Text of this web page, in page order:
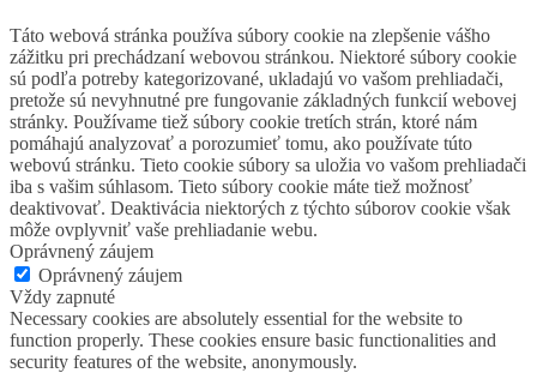
Táto webová stránka používa súbory cookie na zlepšenie vášho
zážitku pri prechádzaní webovou stránkou. Niektoré súbory cookie
sú podľa potreby kategorizované, ukladajú vo vašom prehliadači,
pretože sú nevyhnutné pre fungovanie základných funkcií webovej
stránky. Používame tiež súbory cookie tretích strán, ktoré nám
pomáhajú analyzovať a porozumieť tomu, ako používate túto
webovú stránku. Tieto cookie súbory sa uložia vo vašom prehliadači
iba s vašim súhlasom. Tieto súbory cookie máte tiež možnosť
deaktivovať. Deaktivácia niektorých z týchto súborov cookie však
môže ovplyvniť vaše prehliadanie webu.
Oprávnený záujem
Oprávnený záujem
Vždy zapnuté
Necessary cookies are absolutely essential for the website to
function properly. These cookies ensure basic functionalities and
security features of the website, anonymously.